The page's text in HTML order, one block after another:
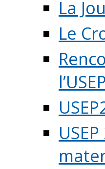
La
Le